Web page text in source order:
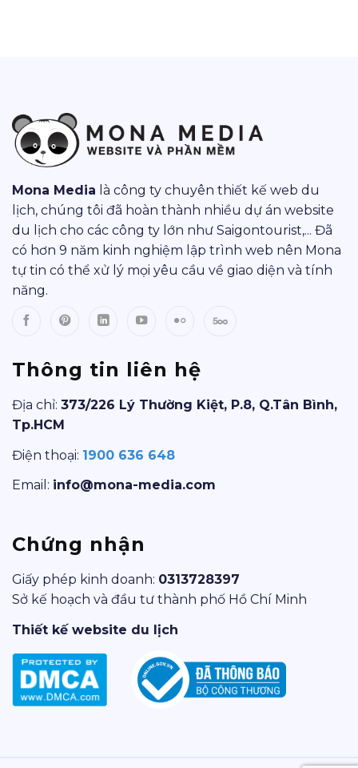
Mona Media là công ty chuyên thiết kế web du
lịch, chúng tôi đã hoàn thành nhiều dự án website
du lịch cho các công ty lớn như Saigontourist,... Đã
có hơn 9 năm kinh nghiệm lập trình web nên Mona
tự tin có thể xử lý mọi yêu cầu về giao diện và tính
năng.
Thông tin liên hệ
Địa chỉ: 373/226 Lý Thường Kiệt, P.8, Q.Tân Bình,
Tp.HCM
Điện thoại: 1900 636 648
Email: info@mona-media.com
Chứng nhận
Giấy phép kinh doanh: 0313728397
Sở kế hoạch và đầu tư thành phố Hồ Chí Minh
Thiết kế website du lịch